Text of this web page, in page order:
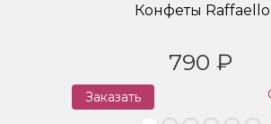
Конфеты Raffaello
790 ₽
Заказать